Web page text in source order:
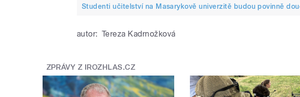
Studenti učitelství na Masarykově univerzitě budou povinně
autor: Tereza Kadrnožková
ZPRÁVY Z IROZHLAS.CZ